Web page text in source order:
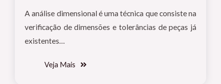
A análise dimensional é uma técnica que consiste na
verificação de dimensões e tolerâncias de peças já
existentes…
Veja Mais